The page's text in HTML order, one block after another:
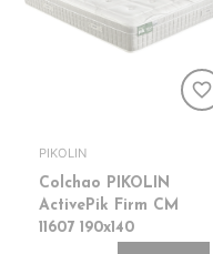
favorite_border
PIKOLIN
Colchao PIKOLIN
ActivePik Firm CM
11607 190x140